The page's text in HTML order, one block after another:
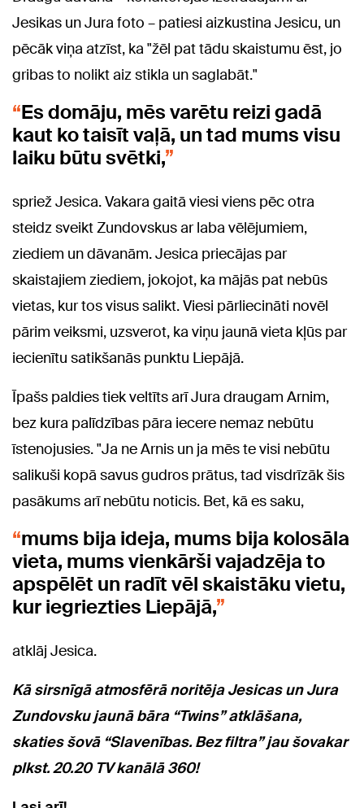
Jesikas un Jura foto – patiesi aizkustina Jesicu, un
pēcāk viņa atzīst, ka "žēl pat tādu skaistumu ēst, jo
gribas to nolikt aiz stikla un saglabāt."
Es domāju, mēs varētu reizi gadā
kaut ko taisīt vaļā, un tad mums visu
laiku būtu svētki,
spriež Jesica. Vakara gaitā viesi viens pēc otra
steidz sveikt Zundovskus ar laba vēlējumiem,
ziediem un dāvanām. Jesica priecājas par
skaistajiem ziediem, jokojot, ka mājās pat nebūs
vietas, kur tos visus salikt. Viesi pārliecināti novēl
pārim veiksmi, uzsverot, ka viņu jaunā vieta kļūs par
iecienītu satikšanās punktu Liepājā.
Īpašs paldies tiek veltīts arī Jura draugam Arnim,
bez kura palīdzības pāra iecere nemaz nebūtu
īstenojusies. "Ja ne Arnis un ja mēs te visi nebūtu
salikuši kopā savus gudros prātus, tad visdrīzāk šis
pasākums arī nebūtu noticis. Bet, kā es saku,
mums bija ideja, mums bija kolosāla
vieta, mums vienkārši vajadzēja to
apspēlēt un radīt vēl skaistāku vietu,
kur iegriezties Liepājā,
atklāj Jesica.
Kā sirsnīgā atmosfērā noritēja Jesicas un Jura
Zundovsku jaunā bāra “Twins” atklāšana,
skaties šovā “Slavenības. Bez filtra” jau šovakar
plkst. 20.20 TV kanālā 360!